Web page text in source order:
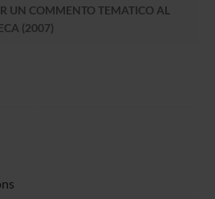
UN COMMENTO TEMATICO AL
(2007)